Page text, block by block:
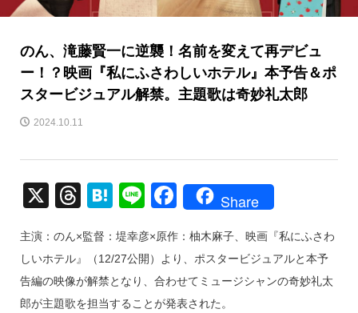
のん、滝藤賢一に逆襲！名前を変えて再デビュ
ー！？映画『私にふさわしいホテル』本予告＆ポ
スタービジュアル解禁。主題歌は奇妙礼太郎
2024.10.11
X
T
e
a
d
H
e
n
a
Li
e
F
c
e
b
Share
主演：のん×監督：堤幸彦×原作：柚木麻子、映画『私にふさわ
しいホテル』（12/27公開）より、ポスタービジュアルと本予
告編の映像が解禁となり、合わせてミュージシャンの奇妙礼太
郎が主題歌を担当することが発表された。